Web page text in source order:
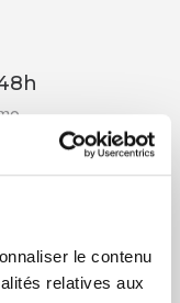
le contenu
relatives aux